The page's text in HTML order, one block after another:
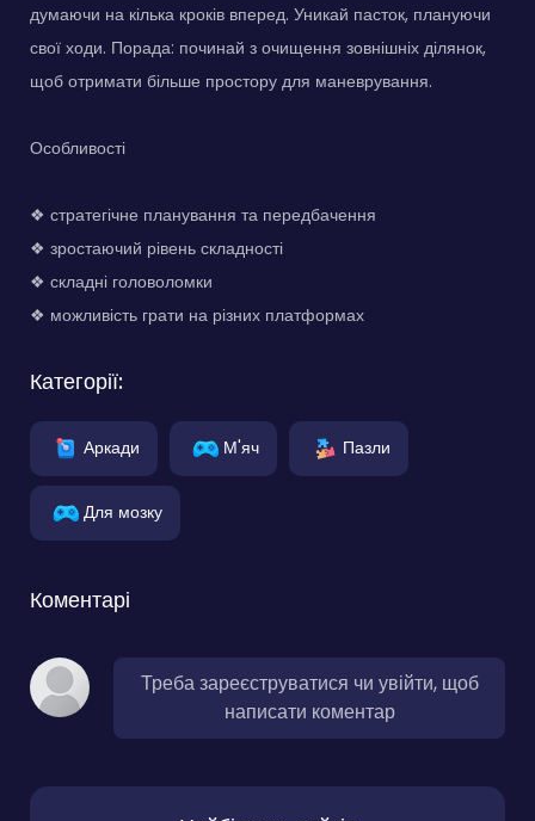
думаючи на кілька кроків вперед. Уникай пасток, плануючи
свої ходи. Порада: починай з очищення зовнішніх ділянок,
щоб отримати більше простору для маневрування.
Особливості
❖ стратегічне планування та передбачення
❖ зростаючий рівень складності
❖ складні головоломки
❖ можливість грати на різних платформах
Категорії:
Аркади М'яч Пазли
Для мозку
Коментарі
Треба зареєструватися чи увійти, щоб
написати коментар